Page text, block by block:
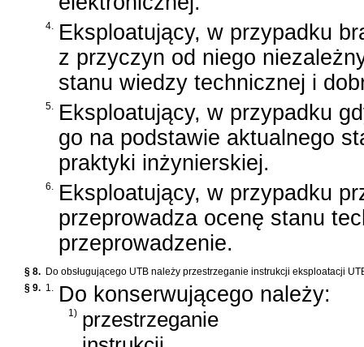
4. Eksploatujący, w przypadku
z przyczyn od niego
stanu wiedzy technicznej i
5. Eksploatujący, w przypadku
go na podstawie aktualnego
praktyki inżynierskiej.
6. Eksploatujący, w przypadku
przeprowadza ocenę stanu
przeprowadzenie.
§ 8. Do obsługującego UTB należy przestrzeganie instrukcji eksploatacji
§ 9. 1. Do konserwującego należy:
1) przestrzeganie